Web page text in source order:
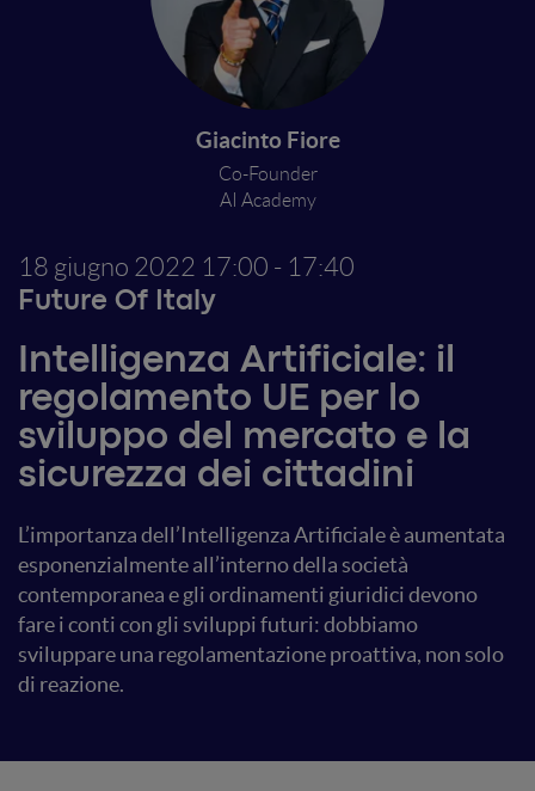
Giacinto Fiore
Co-Founder
AI Academy
18 giugno 2022 17:00 - 17:40
Future Of Italy
Intelligenza Artificiale: il
regolamento UE per lo
sviluppo del mercato e la
sicurezza dei cittadini
L’importanza dell’Intelligenza Artificiale è aumentata
esponenzialmente all’interno della società
contemporanea e gli ordinamenti giuridici devono
fare i conti con gli sviluppi futuri: dobbiamo
sviluppare una regolamentazione proattiva, non solo
di reazione.